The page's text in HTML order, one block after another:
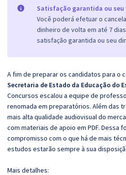
Satisfação garantida ou
Você poderá efetuar o
dinheiro de volta em até 7
satisfação garantida ou seu
A fim de preparar os candidatos para o
Secretaria de Estado da Educação do
Concursos escalou a equipe de
renomada em preparatórios. Além das
mais alta qualidade audiovisual do
com materiais de apoio em PDF. Dessa
compromisso com o que há de mais
estudos estarão sempre à sua
Mais detalhes: